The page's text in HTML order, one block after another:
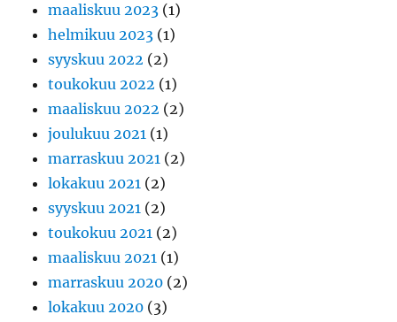
maaliskuu 2023 (1)
helmikuu 2023 (1)
syyskuu 2022 (2)
toukokuu 2022 (1)
maaliskuu 2022 (2)
joulukuu 2021 (1)
marraskuu 2021 (2)
lokakuu 2021 (2)
syyskuu 2021 (2)
toukokuu 2021 (2)
maaliskuu 2021 (1)
marraskuu 2020 (2)
lokakuu 2020 (3)